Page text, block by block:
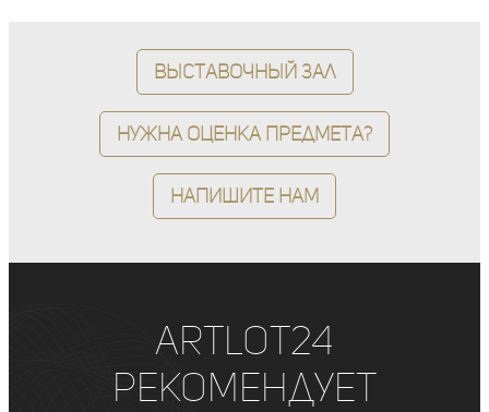
Выставочный зал
Нужна оценка предмета?
Напишите нам
ArtLot24
рекомендует